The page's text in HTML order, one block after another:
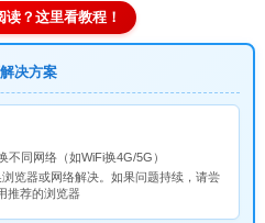
？这里看教程！
决方案
不同网络（如WiFi换4G/5G）
览器或网络解决。如果问题持续，请尝
推荐的浏览器